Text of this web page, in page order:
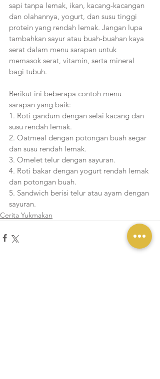
sapi tanpa lemak, ikan, kacang-kacangan
dan olahannya, yogurt, dan susu tinggi
protein yang rendah lemak. Jangan lupa
tambahkan sayur atau buah-buahan kaya
serat dalam menu sarapan untuk
memasok serat, vitamin, serta mineral
bagi tubuh.
Berikut ini beberapa contoh menu
sarapan yang baik:
1. Roti gandum dengan selai kacang dan
susu rendah lemak.
2. Oatmeal dengan potongan buah segar
dan susu rendah lemak.
3. Omelet telur dengan sayuran.
4. Roti bakar dengan yogurt rendah lemak
dan potongan buah.
5. Sandwich berisi telur atau ayam dengan
sayuran.
Cerita Yukmakan